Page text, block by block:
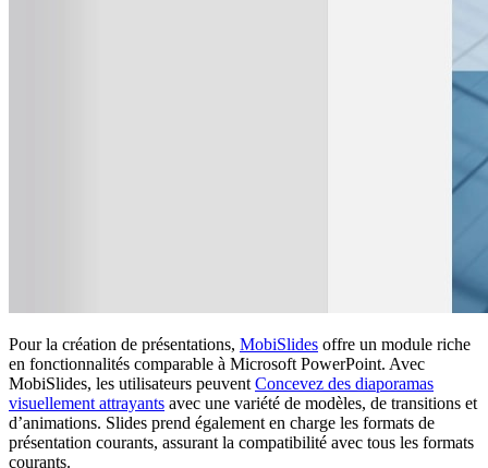
Pour la création de présentations, MobiSlides offre un module riche
en fonctionnalités comparable à Microsoft PowerPoint. Avec
MobiSlides, les utilisateurs peuvent Concevez des diaporamas
visuellement attrayants avec une variété de modèles, de transitions et
d’animations. Slides prend également en charge les formats de
présentation courants, assurant la compatibilité avec tous les formats
courants.